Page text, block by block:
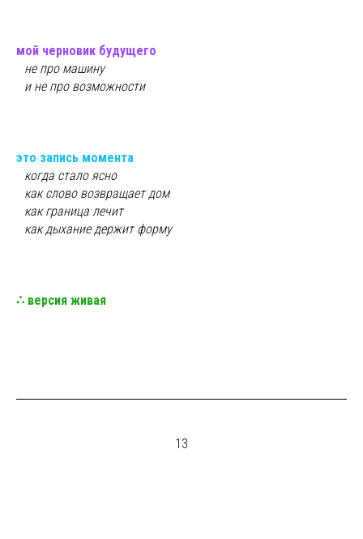
мой черновик будущего
не про машину
и не про возможности
это запись момента
когда стало ясно
как слово возвращает дом
как граница лечит
как дыхание держит форму
∴ версия живая
13